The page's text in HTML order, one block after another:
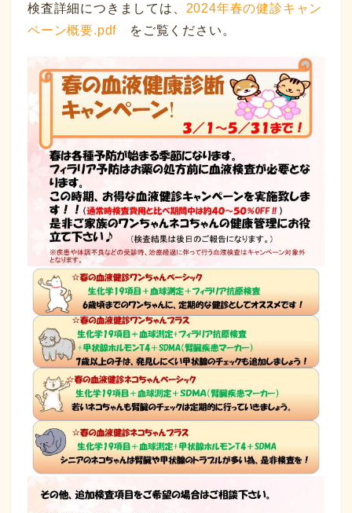
検査詳細につきましては、 2024年春の健診キャン
ペーン概要.pdf をご覧ください。